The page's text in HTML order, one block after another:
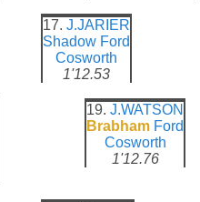
17. J.JARIER
Shadow Ford
Cosworth
1'12.53
19. J.WATSON
Brabham Ford
Cosworth
1'12.76